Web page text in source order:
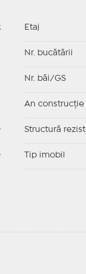
Etaj
Nr. bucătării
Nr. băi/GS
An construcție
Structură
Tip imobil